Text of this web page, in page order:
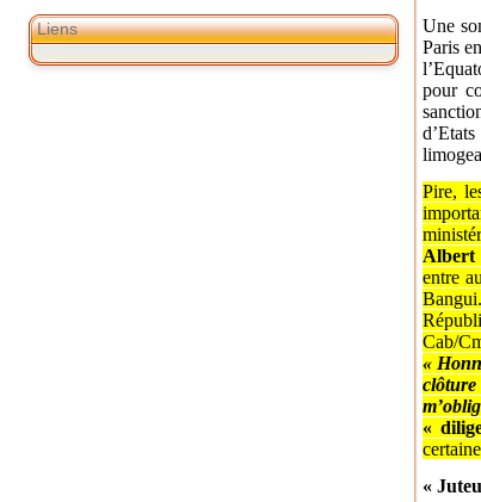
Liens
Une
Paris
pour
Pire,
Albert
entre
Cab/
«
«
«